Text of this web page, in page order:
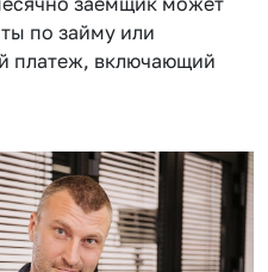
по займу или
платеж, включающий